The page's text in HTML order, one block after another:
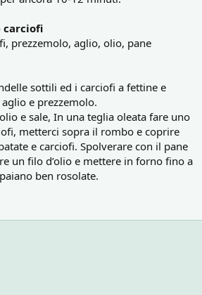
carciofi
prezzemolo, aglio, olio, pane
sottili ed i carciofi a fettine e
e prezzemolo.
e sale, In una teglia oleata fare uno
metterci sopra il rombo e coprire
e carciofi. Spolverare con il pane
un filo d’olio e mettere in forno fino a
ben rosolate.